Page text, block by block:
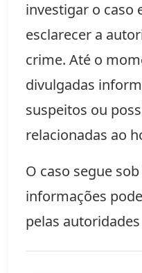
investigar o caso
esclarecer a
crime. Até o
divulgadas
suspeitos ou
relacionadas ao
O caso segue
informações
pelas